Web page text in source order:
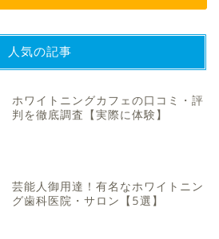
人気の記事
ホワイトニングカフェの口コミ・評
判を徹底調査【実際に体験】
芸能人御用達！有名なホワイトニン
グ歯科医院・サロン【5選】